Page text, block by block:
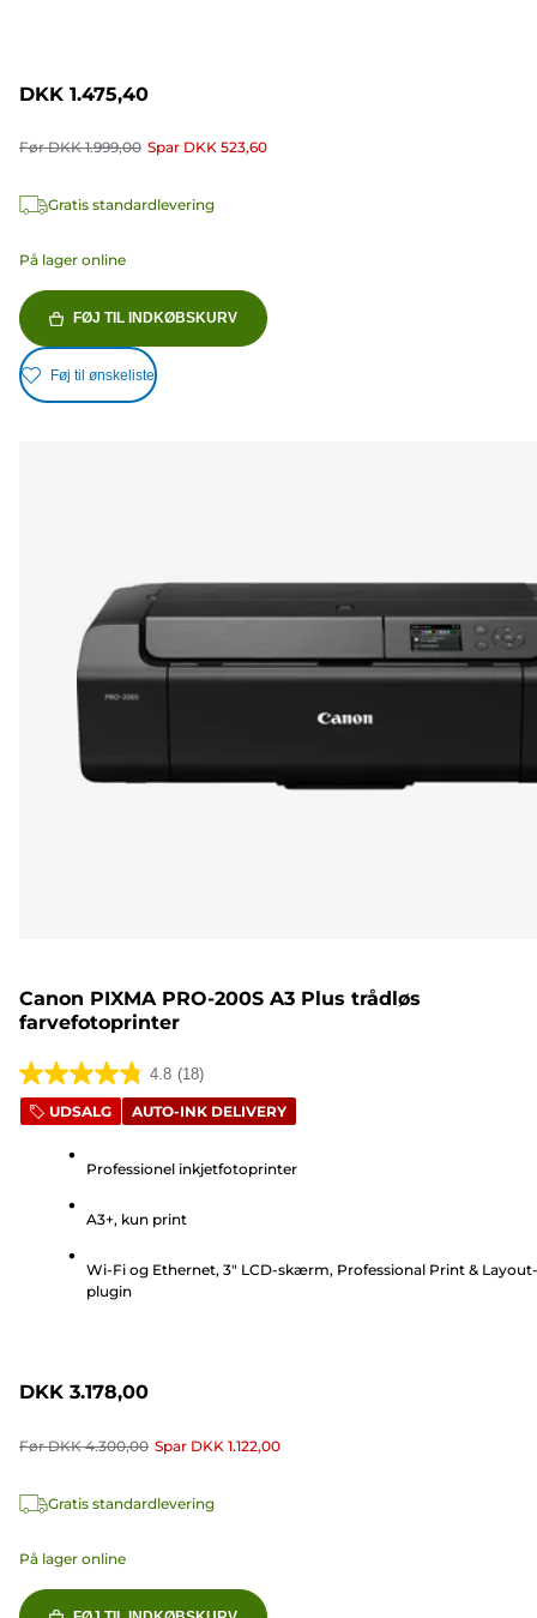
DKK 1.475,40
FørDKK 1.999,00 Spar DKK 523,60
Gratis standardlevering
På lager online
FØJ TIL INDKØBSKURV
Føj til ønskeliste
Canon PIXMA PRO-200S A3 Plus trådløs
farvefotoprinter
4.8 (18)
4.8
ud
stjerner.
anmeldelser
UDSALG AUTO-INK DELIVERY
Professionel inkjetfotoprinter
A3+, kun print
Wi-Fi og Ethernet, 3" LCD-skærm, Professional Print & Layout-
plugin
DKK 3.178,00
FørDKK 4.300,00 Spar DKK 1.122,00
Gratis standardlevering
På lager online